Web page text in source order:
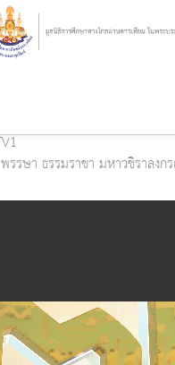
รษา ธรรมราชา มหาวชิราลงก